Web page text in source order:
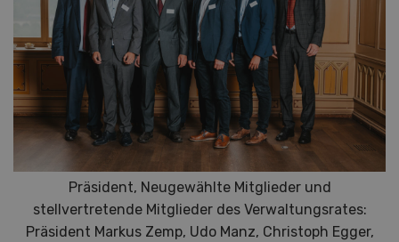
Präsident, Neugewählte Mitglieder und
stellvertretende Mitglieder des Verwaltungsrates:
Präsident Markus Zemp, Udo Manz, Christoph Egger,